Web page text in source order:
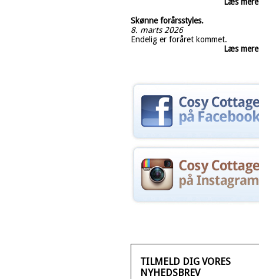
Skønne forårsstyles.
8. marts 2026
Endelig er foråret kommet.
Læs mere
TILMELD DIG VORES
NYHEDSBREV